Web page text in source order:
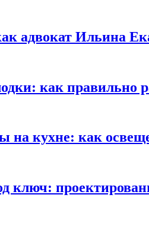
адвокат Ильина
как правильно
на кухне: как
ключ: